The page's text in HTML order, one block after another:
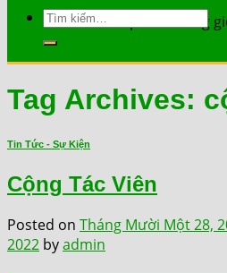
Chưa có sản phẩm trong
Tìm
kiếm:
Tag Archives:
Tin Tức - Sự Kiện
Cộng Tác Viên
Posted on Tháng Mười Một 28,
2022 byadmin